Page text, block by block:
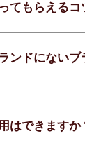
てもらえるコ
ンドにないブ
はできますか